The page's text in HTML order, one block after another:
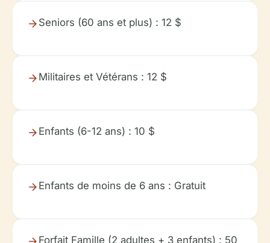
Seniors (60 ans et plus) : 12 $
Militaires et Vétérans : 12 $
Enfants (6-12 ans) : 10 $
Enfants de moins de 6 ans : Gratuit
Forfait Famille (2 adultes + 3 enfants) : 50